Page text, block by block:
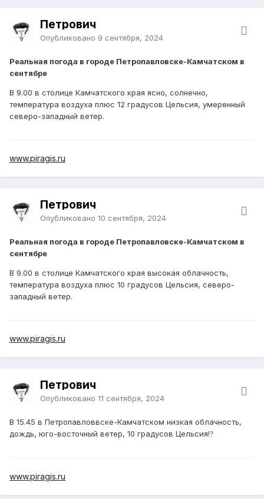
Петрович
Опубликовано 9 сентября, 2024
Реальная погода в городе Петропавловске-Камчатском в
сентябре
В 9.00 в столице Камчатского края ясно, солнечно,
температура воздуха плюс 12 градусов Цельсия, умеренный
северо-западный ветер.
www.piragis.ru
Петрович
Опубликовано 10 сентября, 2024
Реальная погода в городе Петропавловске-Камчатском в
сентябре
В 9.00 в столице Камчатского края высокая облачность,
температура воздуха плюс 10 градусов Цельсия, северо-
западный ветер.
www.piragis.ru
Петрович
Опубликовано 11 сентября, 2024
В 15.45 в Петропавловвске-Камчатском низкая облачность,
дождь, юго-восточный ветер, 10 градусов Цельсия!?️
www.piragis.ru